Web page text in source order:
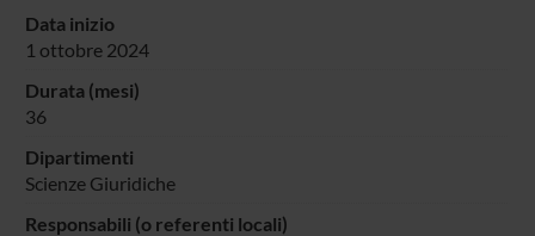
Data inizio
1 ottobre 2024
Durata (mesi)
36
Dipartimenti
Scienze Giuridiche
Responsabili (o referenti locali)